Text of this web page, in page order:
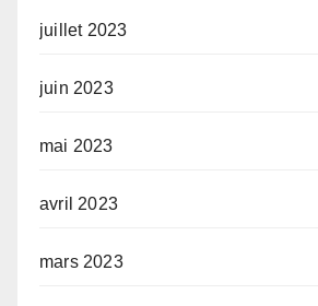
juillet 2023
juin 2023
mai 2023
avril 2023
mars 2023